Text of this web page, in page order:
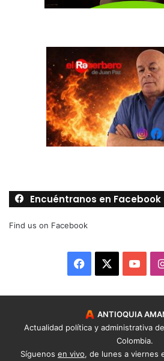
Encuéntranos en Facebook
Find us on Facebook
Facebook
ANTIOQUIA
Actualidad política y administrativa
Colombia.
Síguenos en vivo, de lunes a viernes